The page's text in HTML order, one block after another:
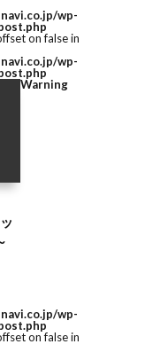
wp-
on false in
wp-
Warning
wp-
on false in